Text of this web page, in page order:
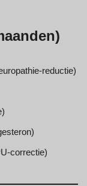
reductie)
correctie)